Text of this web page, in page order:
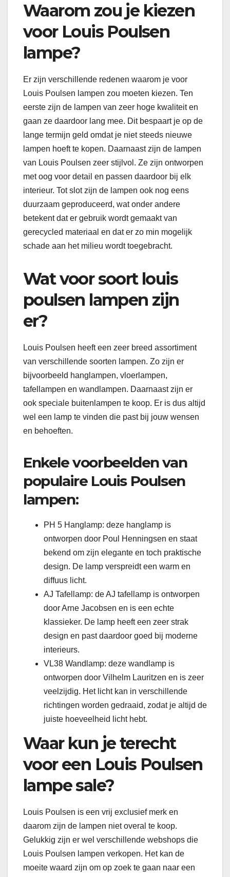
Waarom zou je kiezen
voor Louis Poulsen
lampe?
Er zijn verschillende redenen waarom je voor
Louis Poulsen lampen zou moeten kiezen. Ten
eerste zijn de lampen van zeer hoge kwaliteit en
gaan ze daardoor lang mee. Dit bespaart je op de
lange termijn geld omdat je niet steeds nieuwe
lampen hoeft te kopen. Daarnaast zijn de lampen
van Louis Poulsen zeer stijlvol. Ze zijn ontworpen
met oog voor detail en passen daardoor bij elk
interieur. Tot slot zijn de lampen ook nog eens
duurzaam geproduceerd, wat onder andere
betekent dat er gebruik wordt gemaakt van
gerecycled materiaal en dat er zo min mogelijk
schade aan het milieu wordt toegebracht.
Wat voor soort louis
poulsen lampen zijn
er?
Louis Poulsen heeft een zeer breed assortiment
van verschillende soorten lampen. Zo zijn er
bijvoorbeeld hanglampen, vloerlampen,
tafellampen en wandlampen. Daarnaast zijn er
ook speciale buitenlampen te koop. Er is dus altijd
wel een lamp te vinden die past bij jouw wensen
en behoeften.
Enkele voorbeelden van
populaire Louis Poulsen
lampen:
PH 5 Hanglamp: deze hanglamp is
ontworpen door Poul Henningsen en staat
bekend om zijn elegante en toch praktische
design. De lamp verspreidt een warm en
diffuus licht.
AJ Tafellamp: de AJ tafellamp is ontworpen
door Arne Jacobsen en is een echte
klassieker. De lamp heeft een zeer strak
design en past daardoor goed bij moderne
interieurs.
VL38 Wandlamp: deze wandlamp is
ontworpen door Vilhelm Lauritzen en is zeer
veelzijdig. Het licht kan in verschillende
richtingen worden gedraaid, zodat je altijd de
juiste hoeveelheid licht hebt.
Waar kun je terecht
voor een Louis Poulsen
lampe sale?
Louis Poulsen is een vrij exclusief merk en
daarom zijn de lampen niet overal te koop.
Gelukkig zijn er wel verschillende webshops die
Louis Poulsen lampen verkopen. Het kan de
moeite waard zijn om op zoek te gaan naar een